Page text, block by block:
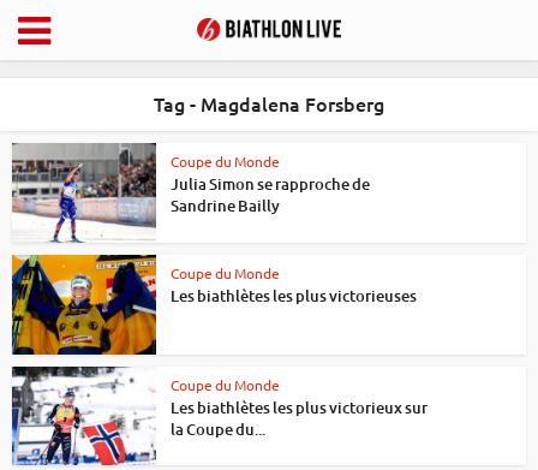
Tag - Magdalena Forsberg
Coupe du Monde
Julia Simon se rapproche de
Sandrine Bailly
Coupe du Monde
Les biathlètes les plus victorieuses
Coupe du Monde
Les biathlètes les plus victorieux sur
la Coupe du...